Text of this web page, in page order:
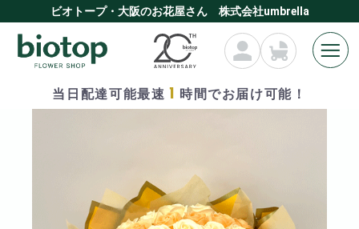
ビオトープ・大阪のお花屋さん 株式会社umbrella
当日配達可能最速 1 時間でお届け可能！